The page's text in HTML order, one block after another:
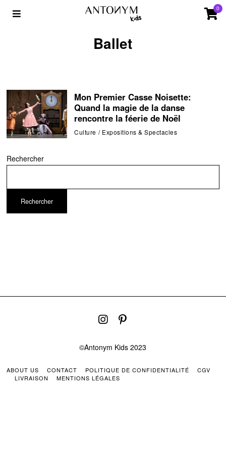
0
Ballet
Mon Premier Casse Noisette:
Quand la magie de la danse
rencontre la féerie de Noël
Culture / Expositions & Spectacles
Rechercher
Rechercher
©Antonym Kids 2023
ABOUT US CONTACT POLITIQUE DE CONFIDENTIALITÉ
CGV
LIVRAISON
MENTIONS LÉGALES